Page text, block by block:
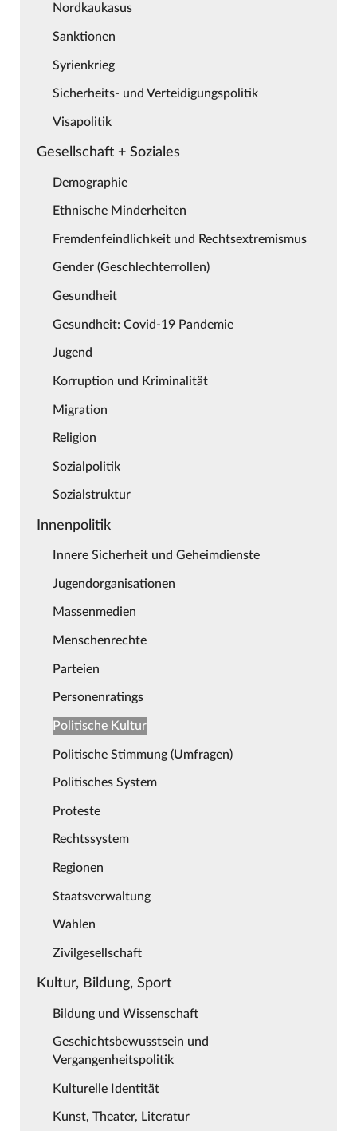
Nordkaukasus
Sanktionen
Syrienkrieg
Sicherheits- und Verteidigungspolitik
Visapolitik
Gesellschaft + Soziales
Demographie
Ethnische Minderheiten
Fremdenfeindlichkeit und Rechtsextremismus
Gender (Geschlechterrollen)
Gesundheit
Gesundheit: Covid-19 Pandemie
Jugend
Korruption und Kriminalität
Migration
Religion
Sozialpolitik
Sozialstruktur
Innenpolitik
Innere Sicherheit und Geheimdienste
Jugendorganisationen
Massenmedien
Menschenrechte
Parteien
Personenratings
Politische Kultur
Politische Stimmung (Umfragen)
Politisches System
Proteste
Rechtssystem
Regionen
Staatsverwaltung
Wahlen
Zivilgesellschaft
Kultur, Bildung, Sport
Bildung und Wissenschaft
Geschichtsbewusstsein und
Vergangenheitspolitik
Kulturelle Identität
Kunst, Theater, Literatur